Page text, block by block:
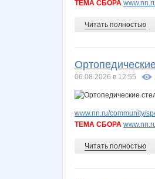
ТЕМА СБОРА
Читать полностью
06.08.2026 в 12:55
www.nn.ru/community/
ТЕМА СБОРА
Читать полностью